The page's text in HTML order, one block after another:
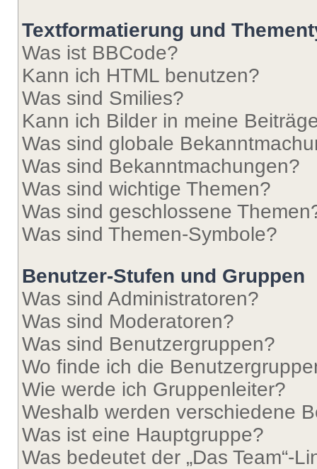
Textformatierung und
Was ist BBCode?
Kann ich HTML benutzen?
Was sind Smilies?
Kann ich Bilder in meine
Was sind globale
Was sind Bekanntmachungen?
Was sind wichtige Themen?
Was sind geschlossene
Was sind Themen-Symbole?
Benutzer-Stufen und Gruppen
Was sind Administratoren?
Was sind Moderatoren?
Was sind Benutzergruppen?
Wo finde ich die
Wie werde ich Gruppenleiter?
Weshalb werden verschiedene
Was ist eine Hauptgruppe?
Was bedeutet der „Das Team“-